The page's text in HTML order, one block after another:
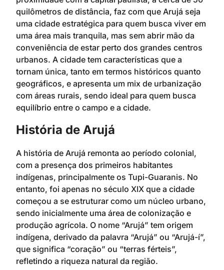
quilômetros de distância, faz com que Arujá seja
uma cidade estratégica para quem busca viver em
uma área mais tranquila, mas sem abrir mão da
conveniência de estar perto dos grandes centros
urbanos. A cidade tem características que a
tornam única, tanto em termos históricos quanto
geográficos, e apresenta um mix de urbanização
com áreas rurais, sendo ideal para quem busca
equilíbrio entre o campo e a cidade.
História de Arujá
A história de Arujá remonta ao período colonial,
com a presença dos primeiros habitantes
indígenas, principalmente os Tupi-Guaranis. No
entanto, foi apenas no século XIX que a cidade
começou a se estruturar como um núcleo urbano,
sendo inicialmente uma área de colonização e
produção agrícola. O nome “Arujá” tem origem
indígena, derivado da palavra “Arujá” ou “Arujá-í”,
que significa “coração” ou “terras férteis”,
refletindo a riqueza natural da região.